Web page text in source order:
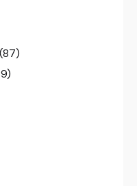
(87)